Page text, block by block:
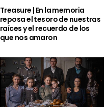
Treasure | En la memoria
reposa el tesoro de nuestras
raíces y el recuerdo de los
que nos amaron